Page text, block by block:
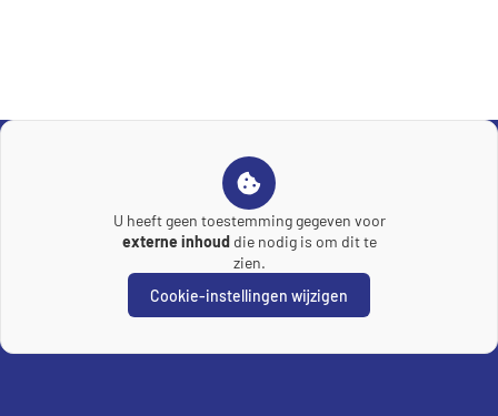
U heeft geen toestemming gegeven voor
externe inhouddie nodig is om dit te
zien.
Cookie-instellingen wijzigen